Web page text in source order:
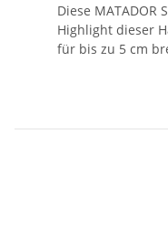
Diese
Highlight dieser
für bis zu 5 cm